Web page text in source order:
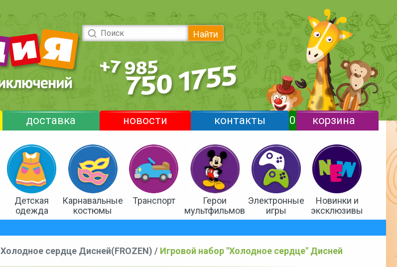
Найти
доставка новости контакты 0 корзина
Детская
одежда
Карнавальные
костюмы
Транспорт
Герои
мультфильмов
Электронные
игры
Новинки и
эксклюзивы
Холодное сердце Дисней(FROZEN) / Игровой набор "Холодное сердце" Дисней